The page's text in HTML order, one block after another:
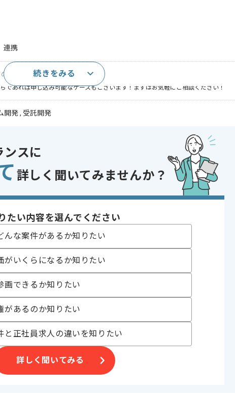
連携
実務経験(5年以上)
であれば申し込み可能なケースもございます！まずはお気軽にご相談ください！
開発 , 受託開発
遣事業
続きをみる
ンスに
詳しく聞いてみませんか？
たい内容を選んでください
んな案件があるか知りたい
がいくらになるか知りたい
画できるか知りたい
があるのか知りたい
と正社員求人の違いを知りたい
詳しく聞いてみる